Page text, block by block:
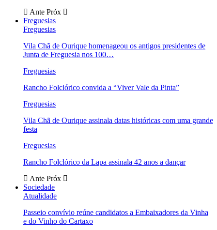
Ante Próx
Freguesias
Freguesias
Vila Chã de Ourique homenageou os antigos presidentes de
Junta de Freguesia nos 100…
Freguesias
Rancho Folclórico convida a “Viver Vale da Pinta”
Freguesias
Vila Chã de Ourique assinala datas históricas com uma grande
festa
Freguesias
Rancho Folclórico da Lapa assinala 42 anos a dançar
Ante Próx
Sociedade
Atualidade
Passeio convívio reúne candidatos a Embaixadores da Vinha
e do Vinho do Cartaxo